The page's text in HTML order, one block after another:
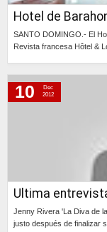
Hotel de
SANTO DOMINGO.- El
Revista francesa Hôtel &
Ultima
Jenny Rivera 'La Diva de
justo después de finalizar
10
Dec
2012